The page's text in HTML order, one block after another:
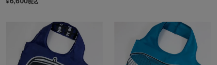
税込